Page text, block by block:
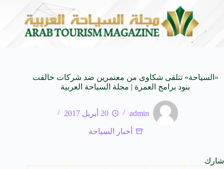
عبدالواحد بجمهورهً 6 أغسطس 2026 زايتشيكوف يستقبل وفد
«السياحة» تتلقى شكاوى من معتمرين ضد شركات خالفت
بنود برامج العمرة | مجلة السياحة العربية
admin 20 أبريل 2017
أخبار السياحة
شارك